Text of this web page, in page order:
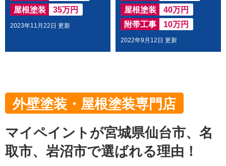
屋根塗装
35万円
2023年11月22日 更新
屋根塗装
40万円
附帯工事
10万円
2022年9月12日 更新
外壁塗装・屋根塗装専門店
マイペイントが宮城県仙台市、名
取市、岩沼市で選ばれる理由！